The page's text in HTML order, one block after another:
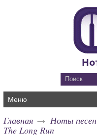
Меню
Главная Ноты песен
The Long Run